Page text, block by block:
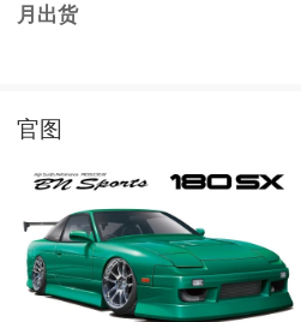
月出货
官图